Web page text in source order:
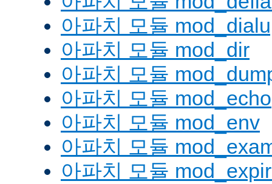
아파치 모듈
아파치 모듈 mod_dir
아파치 모듈
아파치 모듈 mod_echo
아파치 모듈 mod_env
아파치 모듈
아파치 모듈